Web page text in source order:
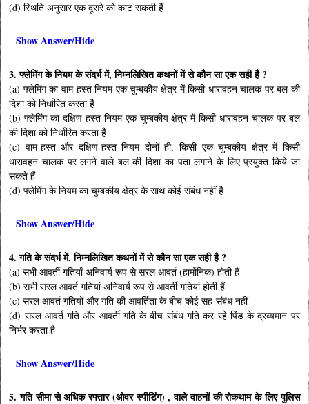
(d) स्थिति अनुसार एक दूसरे को काट सकती हैं
Show Answer/Hide
3. फ्लेमिंग के नियम के संदर्भ में, निम्नलिखित कथनों में से कौन सा एक सही है ?
(a) फ्लेमिंग का वाम-हस्त नियम एक चुम्बकीय क्षेत्र में किसी धारावहन चालक पर बल की
दिशा को निर्धारित करता है
(b) फ्लेमिंग का दक्षिण-हस्त नियम एक चुम्बकीय क्षेत्र में किसी धारावहन चालक पर बल
की दिशा को निर्धारित करता है
(c) वाम-हस्त और दक्षिण-हस्त नियम दोनों ही, किसी एक चुम्बकीय क्षेत्र में किसी
धारावहन चालक पर लगने वाले बल की दिशा का पता लगाने के लिए प्रयुक्त किये जा
सकते हैं
(d) फ्लेमिंग के नियम का चुम्बकीय क्षेत्र के साथ कोई संबंध नहीं है
Show Answer/Hide
4. गति के संदर्भ में, निम्नलिखित कथनों में से कौन सा एक सही है ?
(a) सभी आवर्ती गतियाँ अनिवार्य रूप से सरल आवर्त (हार्मोनिक) होती हैं
(b) सभी सरल आवर्त गतियां अनिवार्य रूप से आवर्ती गतियां होती हैं
(c) सरल आवर्त गतियों और गति की आवर्तिता के बीच कोई सह-संबंध नहीं
(d) सरल आवर्त गति और आवर्ती गति के बीच संबंध गति कर रहे पिंड के द्रव्यमान पर
निर्भर करता है
Show Answer/Hide
5. गति सीमा से अधिक रफ्तार (ओवर स्पीडिंग) , वाले वाहनों की रोकथाम के लिए पुलिस